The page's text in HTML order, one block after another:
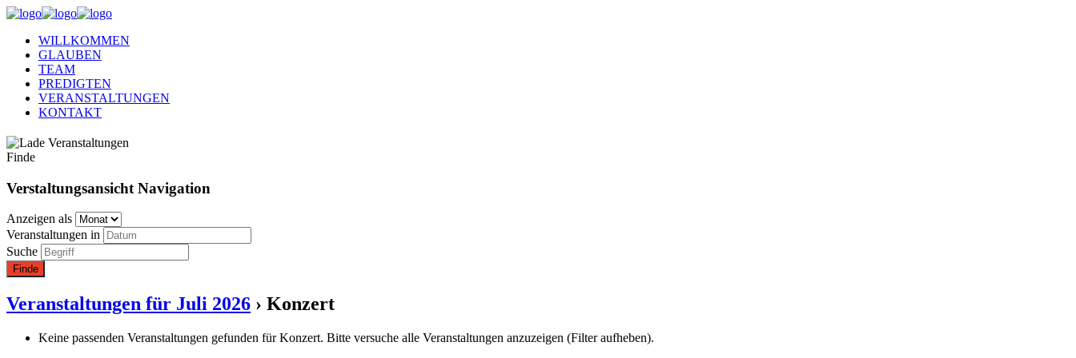
WILLKOMMEN
GLAUBEN
TEAM
PREDIGTEN
VERANSTALTUNGEN
KONTAKT
Finde
Verstaltungsansicht Navigation
Anzeigen als
Veranstaltungen in
Suche
Veranstaltungen für Juli 2026 › Konzert
Keine passenden Veranstaltungen gefunden für Konzert. Bitte versuche alle Veranstaltungen anzuzeigen (Filter aufheben).